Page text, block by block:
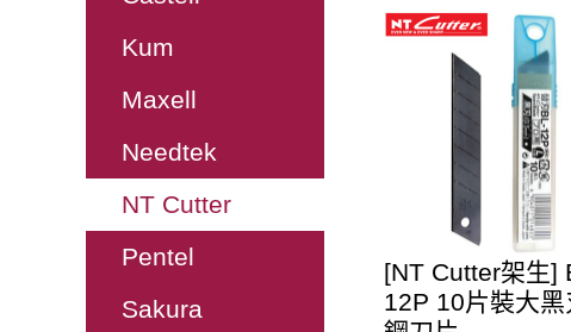
Kum
Maxell
Needtek
NT Cutter
Pentel
Sakura
[NT Cutter架生]
12P 10片裝大黑